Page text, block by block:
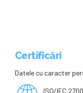
Certificări
Datele cu caracter
ISO/IEC